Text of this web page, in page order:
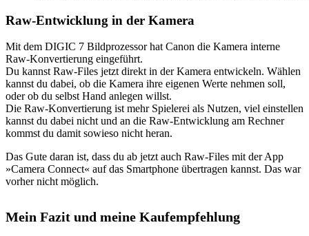
Raw-Entwicklung in der Kamera
Mit dem DIGIC 7 Bildprozessor hat Canon die Kamera interne
Raw-Konvertierung eingeführt.
Du kannst Raw-Files jetzt direkt in der Kamera entwickeln. Wählen
kannst du dabei, ob die Kamera ihre eigenen Werte nehmen soll,
oder ob du selbst Hand anlegen willst.
Die Raw-Konvertierung ist mehr Spielerei als Nutzen, viel einstellen
kannst du dabei nicht und an die Raw-Entwicklung am Rechner
kommst du damit sowieso nicht heran.
Das Gute daran ist, dass du ab jetzt auch Raw-Files mit der App
»Camera Connect« auf das Smartphone übertragen kannst. Das war
vorher nicht möglich.
Mein Fazit und meine Kaufempfehlung